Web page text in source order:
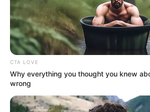
CTA LOVE
Why everything you thought you knew
wrong